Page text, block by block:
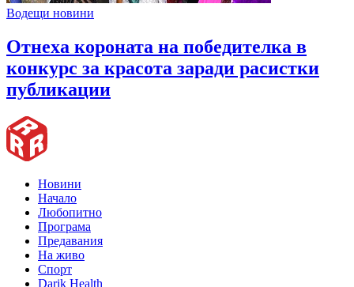
Водещи новини
Отнеха короната на победителка в
конкурс за красота заради расистки
публикации
Новини
Начало
Любопитно
Програма
Предавания
На живо
Спорт
Darik Health